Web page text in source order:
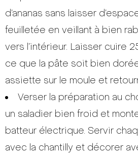
d’ananas sans laisser
feuilletée en veillant à bien
vers l’intérieur. Laisser cuire
ce que la pâte soit bien
assiette sur le moule et
Verser la préparation au
un saladier bien froid et
batteur électrique. Servir
avec la chantilly et décorer